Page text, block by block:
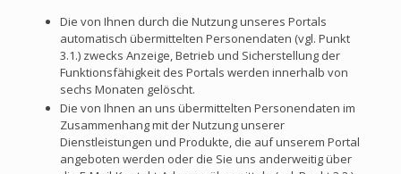
Die von Ihnen durch die Nutzung unseres Portals
automatisch übermittelten Personendaten (vgl. Punkt
3.1.) zwecks Anzeige, Betrieb und Sicherstellung der
Funktionsfähigkeit des Portals werden innerhalb von
sechs Monaten gelöscht.
Die von Ihnen an uns übermittelten Personendaten im
Zusammenhang mit der Nutzung unserer
Dienstleistungen und Produkte, die auf unserem Portal
angeboten werden oder die Sie uns anderweitig über